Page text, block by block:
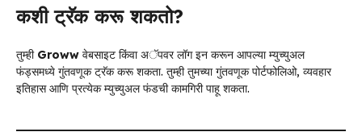
कशी ट्रॅक करू शकतो?
तुम्ही Groww वेबसाइट किंवा अॅपवर लॉग इन करून आपल्या म्युच्युअल
फंड्समध्ये गुंतवणूक ट्रॅक करू शकता. तुम्ही तुमच्या गुंतवणूक पोर्टफोलिओ, व्यवहार
इतिहास आणि प्रत्येक म्युच्युअल फंडची कामगिरी पाहू शकता.